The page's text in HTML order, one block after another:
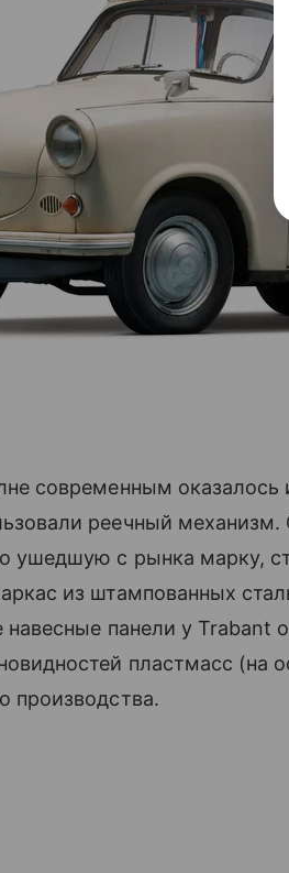
современным оказалось
реечный
ушедшую с рынка марку,
из штампованных
панели у Trabant
пластмасс (на
производства.